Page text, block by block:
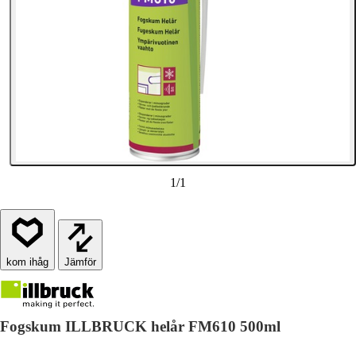
1/1
Jämför
Fogskum ILLBRUCK helår FM610 500ml